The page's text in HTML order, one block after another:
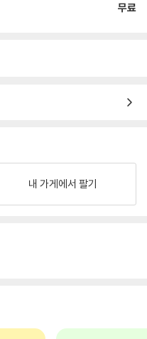
무료
내 가게에서 팔기